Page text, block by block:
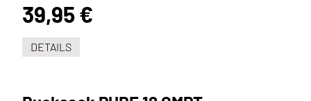
39,95 €
DETAILS